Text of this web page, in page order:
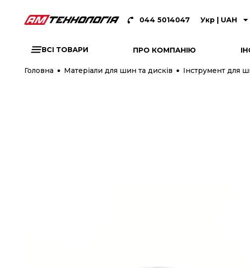
044 5014047 Укр | UAH
ВСІ ТОВАРИ ПРО КОМПАНІЮ
Головна Матеріали для шин та дисків Інструмент для